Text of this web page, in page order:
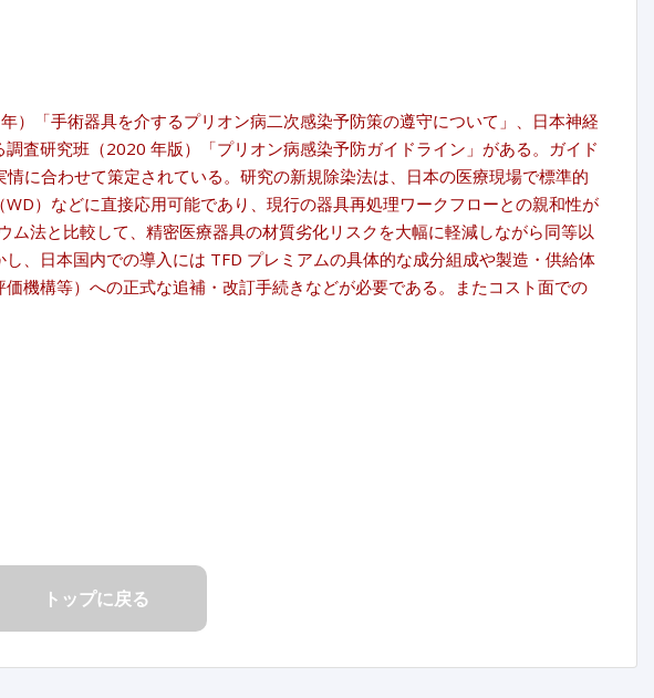
）「手術器具を介するプリオン病二次感染予防策の遵守について」、日本神経
査研究班（2020 年版）「プリオン病感染予防ガイドライン」がある。ガイド
に合わせて策定されている。研究の新規除染法は、日本の医療現場で標準的
）などに直接応用可能であり、現行の器具再処理ワークフローとの親和性が
法と比較して、精密医療器具の材質劣化リスクを大幅に軽減しながら同等以
、日本国内での導入には TFD プレミアムの具体的な成分組成や製造・供給体
機構等）への正式な追補・改訂手続きなどが必要である。またコスト面での
トップに戻る